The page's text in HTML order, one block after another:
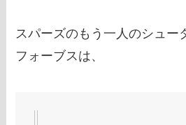
スパーズのもう一人のシュー
フォーブスは、